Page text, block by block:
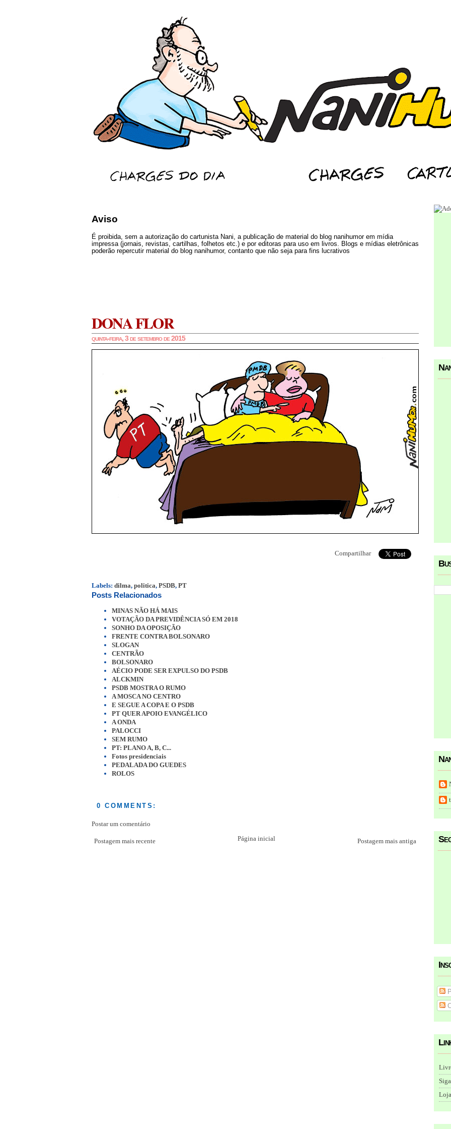
Aviso
É proibida, sem a autorização do cartunista Nani, a publicação de material do blog nanihumor em mídia
impressa (jornais, revistas, cartilhas, folhetos etc.) e por editoras para uso em livros. Blogs e mídias eletrônicas
poderão repercutir material do blog nanihumor, contanto que não seja para fins lucrativos
DONA FLOR
quinta-feira, 3 de setembro de 2015
Compartilhar
Labels: dilma, politica, PSDB, PT
Posts Relacionados
MINAS NÃO HÁ MAIS
VOTAÇÃO DA PREVIDÊNCIA SÓ EM 2018
SONHO DA OPOSIÇÃO
FRENTE CONTRA BOLSONARO
SLOGAN
CENTRÃO
BOLSONARO
AÉCIO PODE SER EXPULSO DO PSDB
ALCKMIN
PSDB MOSTRA O RUMO
A MOSCA NO CENTRO
E SEGUE A COPA E O PSDB
PT QUER APOIO EVANGÉLICO
A ONDA
PALOCCI
SEM RUMO
PT: PLANO A, B, C...
Fotos presidenciais
PEDALADA DO GUEDES
ROLOS
0 COMMENTS:
Postar um comentário
Postagem mais recente Postagem mais antiga
Página inicial